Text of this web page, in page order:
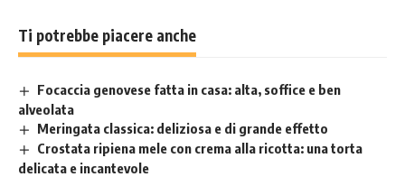
Ti potrebbe piacere anche
Focaccia genovese fatta in casa: alta, soffice e ben
alveolata
Meringata classica: deliziosa e di grande effetto
Crostata ripiena mele con crema alla ricotta: una torta
delicata e incantevole